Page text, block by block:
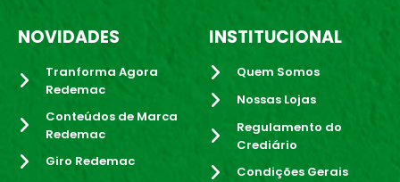
NOVIDADES
Tranforma Agora
Redemac
Conteúdos de Marca
Redemac
Giro Redemac
INSTITUCIONAL
Quem Somos
Nossas Lojas
Regulamento do
Crediário
Condições Gerais